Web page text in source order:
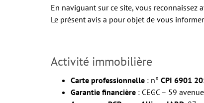
En naviguant sur ce site, vous reconnaissez
Le présent avis a pour objet de vous
Activité immobilière
Carte professionnelle : n° CPI 6901
Garantie financière : CEGC – 59